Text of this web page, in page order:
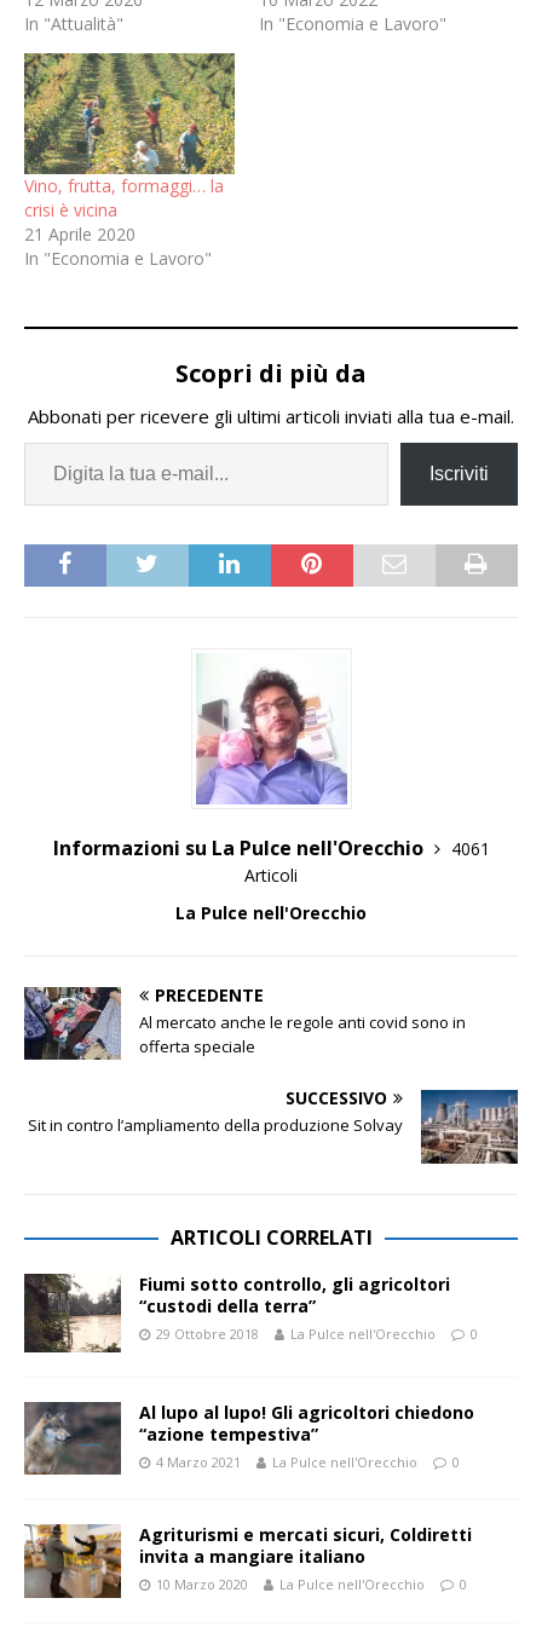
In "Attualità"
In "Economia e Lavoro"
Vino, frutta, formaggi… la
crisi è vicina
21 Aprile 2020
In "Economia e Lavoro"
Scopri di più da
Abbonati per ricevere gli ultimi articoli inviati alla tua e-mail.
Iscriviti
Informazioni su La Pulce nell'Orecchio
4061
Articoli
La Pulce nell'Orecchio
PRECEDENTE
Al mercato anche le regole anti covid sono in
offerta speciale
SUCCESSIVO
Sit in contro l’ampliamento della produzione Solvay
ARTICOLI CORRELATI
Fiumi sotto controllo, gli agricoltori
“custodi della terra”
29 Ottobre 2018 La Pulce nell'Orecchio 0
Al lupo al lupo! Gli agricoltori chiedono
“azione tempestiva”
4 Marzo 2021 La Pulce nell'Orecchio 0
Agriturismi e mercati sicuri, Coldiretti
invita a mangiare italiano
10 Marzo 2020 La Pulce nell'Orecchio 0